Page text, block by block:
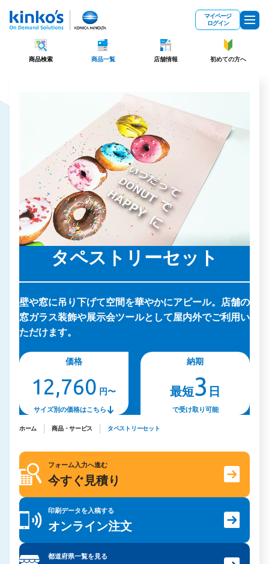
マイページ
ログイン
商品検索 商品一覧 店舗情報 初めての方へ
タペストリーセット
壁や窓に吊り下げて空間を華やかにアピール。店舗の
窓ガラス装飾や展示会ツールとして屋内外でご利用い
ただけます。
価格
12,760 円〜
サイズ別の価格はこちら
納期
最短3 日
で受け取り可能
ホーム 商品・サービス タペストリーセット
フォーム入力へ進む
今すぐ見積り
印刷データを入稿する
オンライン注文
都道府県一覧を見る